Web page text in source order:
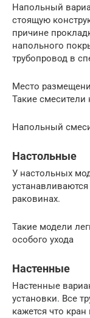
Напольный
стоящую
причине
напольного
трубопровод в
Место
Такие смесители
Напольный
Настольные
У настольных
раковинах.
Такие модели
особого ухода
Настенные
Настенные
установки. Все
кажется что